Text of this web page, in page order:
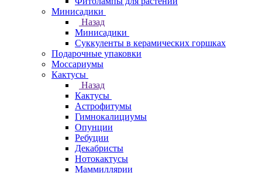
Минисадики
Назад
Минисадики
Суккуленты в керамических горшках
Подарочные упаковки
Моссариумы
Кактусы
Назад
Кактусы
Астрофитумы
Гимнокалициумы
Опунции
Ребуции
Декабристы
Нотокактусы
Маммиллярии